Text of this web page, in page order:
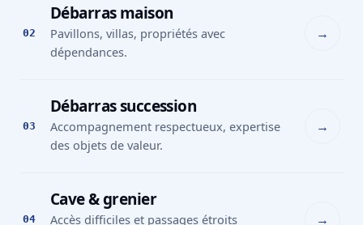
02
Débarras maison
Pavillons, villas, propriétés avec
dépendances.
→
03
Débarras succession
Accompagnement respectueux, expertise
des objets de valeur.
→
04
Cave & grenier
Accès difficiles et passages étroits
→